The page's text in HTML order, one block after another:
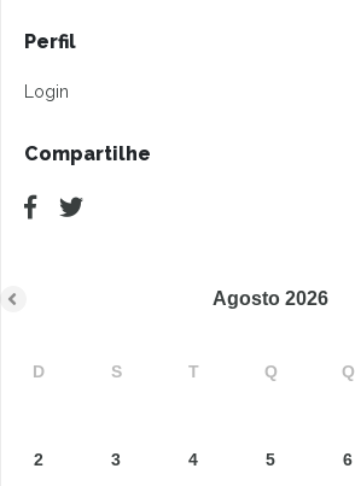
Perfil
Login
Compartilhe
Agosto 2026
D S T Q Q
2
3 4 5 6